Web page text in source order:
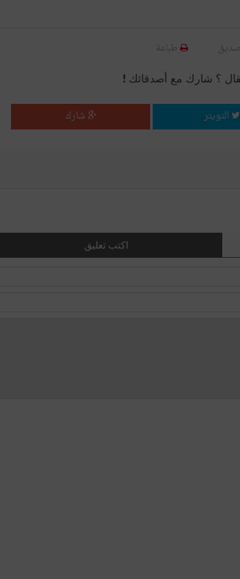
طباعة
؟ شارك مع أصدقائك !
التويتر شارك
اكتب تعليق